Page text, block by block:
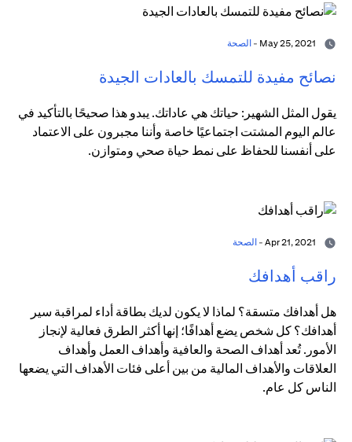
الصحة
نصائح مفيدة للتمسك بالعادات الجيدة
يقول المثل الشهير: حياتك هي عاداتك. يبدو هذا صحيحًا بالتأكيد في
عالم اليوم المشتت اجتماعيًا خاصة وأننا مجبرون على الاعتماد
على أنفسنا للحفاظ على نمط حياة صحي ومتوازن.
الصحة
راقب أهدافك
هل أهدافك متسقة؟ لماذا لا يكون لديك بطاقة أداء لمراقبة سير
أهدافك؟ كل شخص يضع أهدافًا؛ إنها أكثر الطرق فعالية لإنجاز
الأمور. تُعد أهداف الصحة والعافية وأهداف العمل وأهداف
العلاقات والأهداف المالية من بين أعلى فئات الأهداف التي يضعها
الناس كل عام.